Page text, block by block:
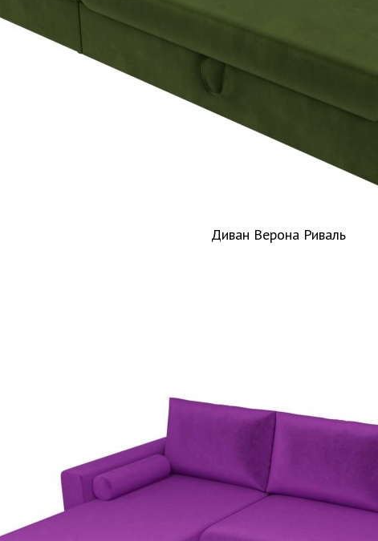
Диван Верона Риваль